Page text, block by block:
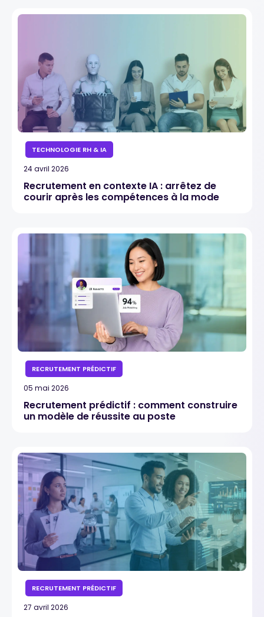
TECHNOLOGIE RH & IA
24 avril 2026
Recrutement en contexte IA : arrêtez de
courir après les compétences à la mode
RECRUTEMENT PRÉDICTIF
05 mai 2026
Recrutement prédictif : comment construire
un modèle de réussite au poste
RECRUTEMENT PRÉDICTIF
27 avril 2026